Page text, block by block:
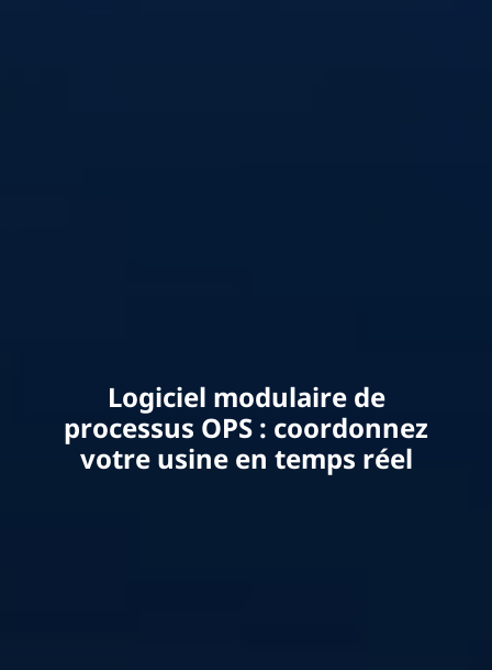
Logiciel modulaire de
processus OPS : coordonnez
votre usine en temps réel